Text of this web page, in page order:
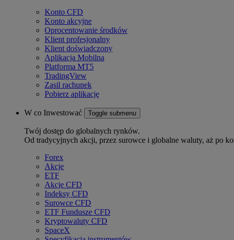
Konto CFD
Konto akcyjne
Oprocentowanie środków
Klient profesjonalny
Klient doświadczony
Aplikacja Mobilna
Platforma MT5
TradingView
Zasil rachunek
Pobierz aplikację
W co Inwestować Toggle submenu
Twój dostęp do globalnych rynków.
Od tradycyjnych akcji, przez surowce i globalne waluty, aż po
Forex
Akcje
ETF
Akcje CFD
Indeksy CFD
Surowce CFD
ETF Fundusze CFD
Kryptowaluty CFD
SpaceX